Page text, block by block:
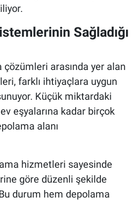
Sağladığı
arasında yer alan
farklı ihtiyaçlara uygun
Küçük miktardaki
eşyalarına kadar birçok
alanı
hizmetleri sayesinde
göre düzenli şekilde
durum hem depolama